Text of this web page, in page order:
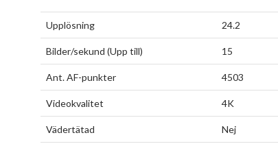
Upplösning 24.2
Bilder/sekund (Upp till) 15
Ant. AF-punkter 4503
Videokvalitet 4K
Vädertätad Nej